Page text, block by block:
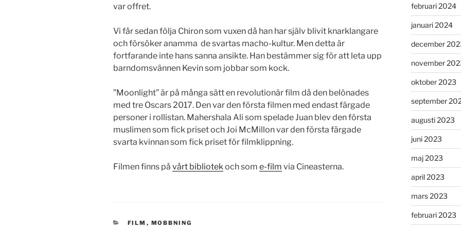
var offret.
Vi får sedan följa Chiron som vuxen då han har själv blivit knarklangare
och försöker anamma de svartas macho-kultur. Men detta är
fortfarande inte hans sanna ansikte. Han bestämmer sig för att leta upp
barndomsvännen Kevin som jobbar som kock.
”Moonlight” är på många sätt en revolutionär film då den belönades
med tre Oscars 2017. Den var den första filmen med endast färgade
personer i rollistan. Mahershala Ali som spelade Juan blev den första
muslimen som fick priset och Joi McMillon var den första färgade
svarta kvinnan som fick priset för filmklippning.
Filmen finns på vårt bibliotekoch som e-film via Cineasterna.
KATEGORIER
FILM , MOBBNING
februari 2024
januari 2024
december
november
oktober 2023
september
augusti 2023
juni 2023
maj 2023
april 2023
mars 2023
februari 2023